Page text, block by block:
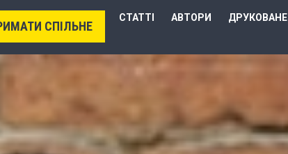
СПІЛЬНЕ
СТАТТІ АВТОРИ ДРУКОВАНЕ